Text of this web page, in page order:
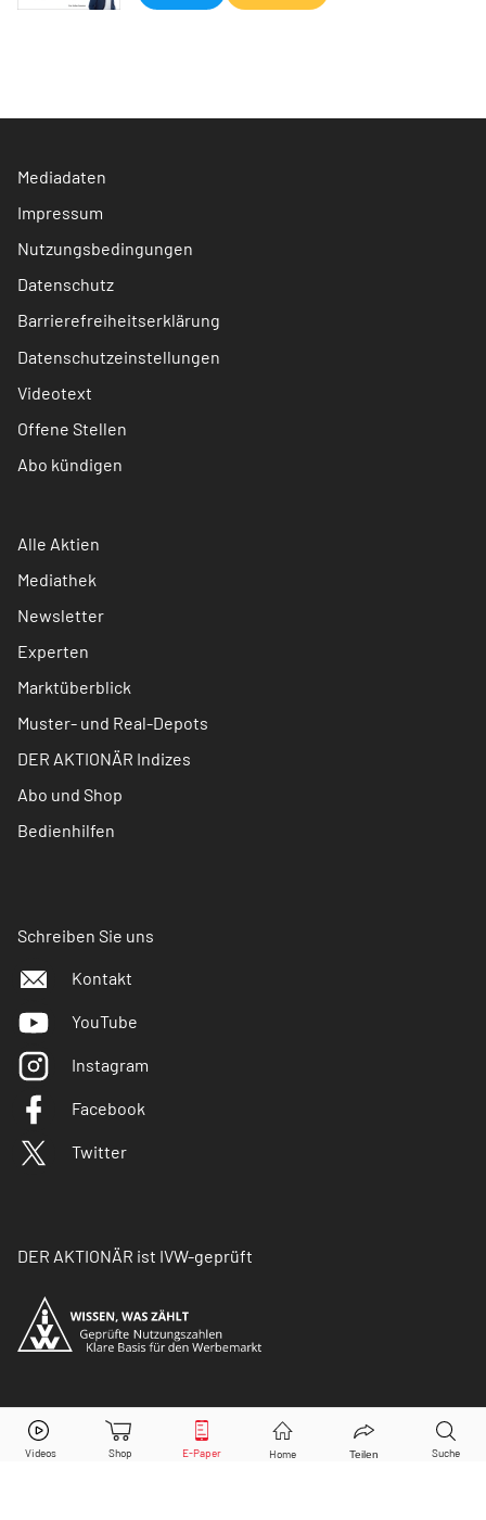
Mediadaten
Impressum
Nutzungsbedingungen
Datenschutz
Barrierefreiheitserklärung
Datenschutzeinstellungen
Videotext
Offene Stellen
Abo kündigen
Alle Aktien
Mediathek
Newsletter
Experten
Marktüberblick
Muster- und Real-Depots
DER AKTIONÄR Indizes
Abo und Shop
Bedienhilfen
Schreiben Sie uns
Kontakt
YouTube
Instagram
Facebook
Twitter
DER AKTIONÄR ist IVW-geprüft
© Copyright 2026 Börsenmedien AG. Alle Rechte